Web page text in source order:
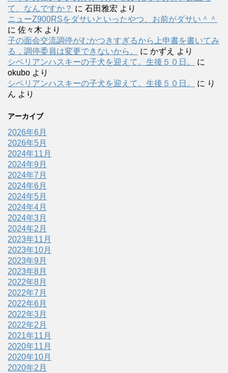
て、なんですか？ に 石田雅宏 より
ニューZ900RSをダサいといったやつ、お前がダサい＾＾
に 佐々木 より
子の面会交流調停がむかつきすぎるから上申書を書いてみ
る，調停委員は変更できないから。
に かずえ
より
シベリアンハスキーの子犬を迎えて。生後５０日。
に
okubo より
シベリアンハスキーの子犬を迎えて。生後５０日。
に り
ん より
アーカイブ
2026年6月
2026年5月
2024年11月
2024年9月
2024年7月
2024年6月
2024年5月
2024年4月
2024年3月
2024年2月
2023年11月
2023年10月
2023年9月
2023年8月
2022年8月
2022年7月
2022年6月
2022年3月
2022年2月
2021年11月
2020年11月
2020年10月
2020年2月